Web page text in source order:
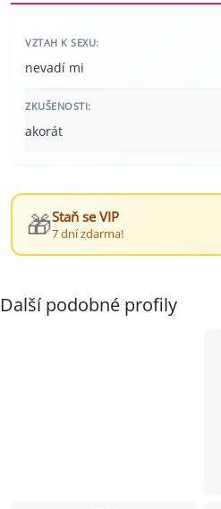
VZTAH K SEXU:
nevadí mi
ZKUŠENOSTI:
akorát
🎁Staň se VIP
7 dní zdarma!
Další podobné profily